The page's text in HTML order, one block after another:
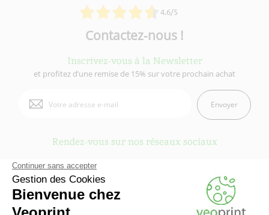
4.6/5
Contactez-nous !
Inscrivez-vous à la Newsletter
et profitez d’une remise de 15% sur votre prochain achat
Envoyer
Rendez-vous sur nos réseaux sociaux
Veoprint est une marque duGroupe Fiducial
- © 2006-2026 Veoprint | Tous